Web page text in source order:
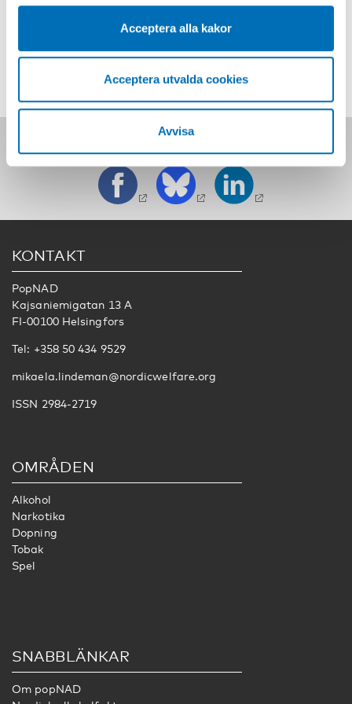
Acceptera alla kakor
Acceptera utvalda cookies
Avvisa
Swedish adolescent girls in special residential care
Marie-Louise Klingstedt, Margit Wångby-Lundh, Tina Olsson
KONTAKT
PopNAD
Kajsaniemigatan 13 A
FI-00100 Helsingfors
Tel: +358 50 434 9529
mikaela.lindeman@nordicwelfare.org
ISSN 2984-2719
OMRÅDEN
Alkohol
Narkotika
Dopning
Tobak
Spel
SNABBLÄNKAR
Om popNAD